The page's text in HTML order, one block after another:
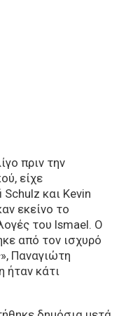
πριν την
είχε
και Kevin
εκείνο το
του Ismael. Ο
από τον ισχυρό
Παναγιώτη
ήταν κάτι